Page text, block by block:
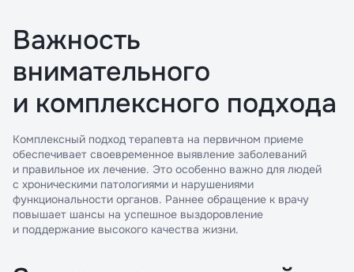
Важность
внимательного
и комплексного подхода
Комплексный подход терапевта на первичном приеме
обеспечивает своевременное выявление заболеваний
и правильное их лечение. Это особенно важно для людей
с хроническими патологиями и нарушениями
функциональности органов. Раннее обращение к врачу
повышает шансы на успешное выздоровление
и поддержание высокого качества жизни.